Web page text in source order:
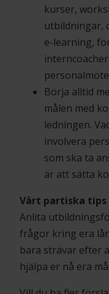
kurser,
utbildningar,
e-learning,
Börja alltid
målen med
ledningen.
involvera
som ska ta
är att sätta
Vårt partiska
Anlita
frågor kring era
bara strävar efter
hjälpa er nå era